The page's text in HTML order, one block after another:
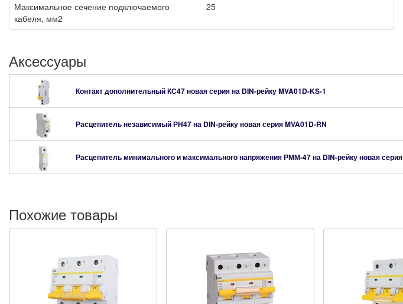
Максимальное сечение подключаемого
кабеля, мм2
25
Аксессуары
Контакт дополнительный КС47 новая серия на DIN-рейкуMVA01D-KS-1
Расцепитель независимый РН47 на DIN-рейку новая серияMVA01D-RN
Расцепитель минимального и максимального напряжения РММ-47 на DIN-рейку новая серия
Похожие товары